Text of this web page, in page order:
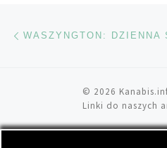
Nawigacja wpisu
© 2026
Linki do naszych